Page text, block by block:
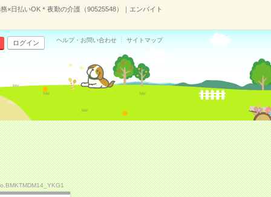
×日払いOK＊夜勤の介護（90525548）｜エンバイト
ログイン ヘルプ・お問い合わせ サイトマップ